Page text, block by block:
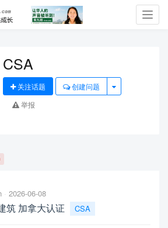
CSA
关注话题
创建问题
举报
2026-06-08
筑 加拿大认证 CSA